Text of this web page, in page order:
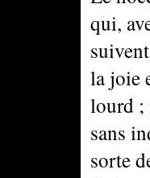
qui,
la joie
lourd ;
sans
sorte